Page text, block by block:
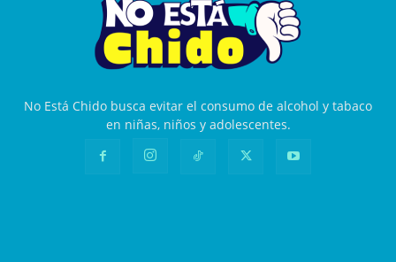
No Está Chido busca evitar el consumo de alcohol y tabaco
en niñas, niños y adolescentes.